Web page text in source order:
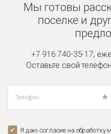
Мы готовы
поселке и
+7 916 740-35-17,
Оставьте свой
*
Я даю согласие на обработку